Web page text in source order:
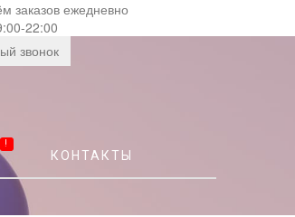
заказов ежедневно
22:00
звонок
!
КОНТАКТЫ